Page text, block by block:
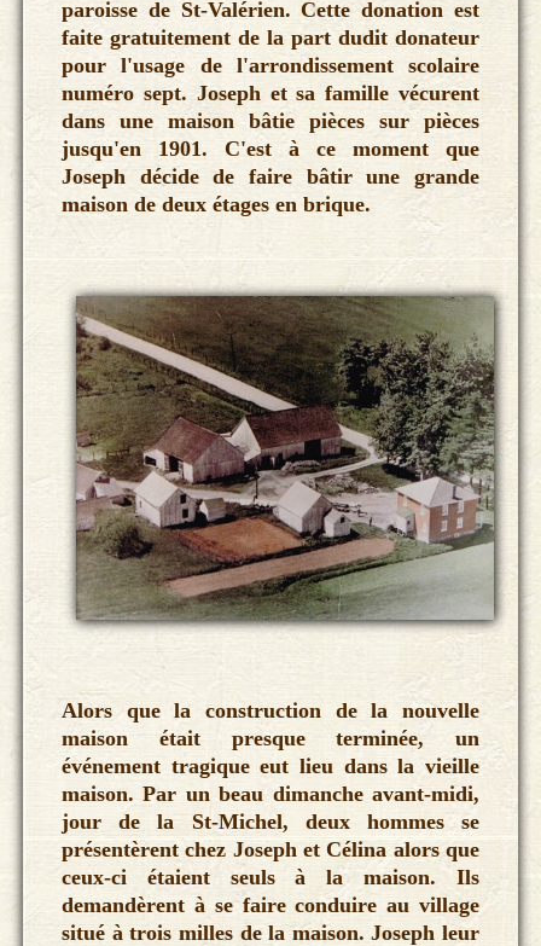
paroisse de St-Valérien. Cette donation est
faite gratuitement de la part dudit donateur
pour l'usage de l'arrondissement scolaire
numéro sept. Joseph et sa famille vécurent
dans une maison bâtie pièces sur pièces
jusqu'en 1901. C'est à ce moment que
Joseph décide de faire bâtir une grande
maison de deux étages en brique.
Alors que la construction de la nouvelle
maison était presque terminée, un
événement tragique eut lieu dans la vieille
maison. Par un beau dimanche avant-midi,
jour de la St-Michel, deux hommes se
présentèrent chez Joseph et Célina alors que
ceux-ci étaient seuls à la maison. Ils
demandèrent à se faire conduire au village
situé à trois milles de la maison. Joseph leur